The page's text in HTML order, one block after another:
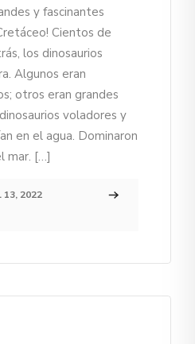
y fascinantes
Cientos de
los dinosaurios
Algunos eran
otros eran grandes
voladores y
en el agua. Dominaron
mar. […]
13, 2022